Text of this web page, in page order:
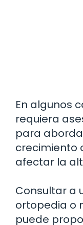
En algunos
requiera
para
crecimiento
afectar la
Consultar a
ortopedia o
puede